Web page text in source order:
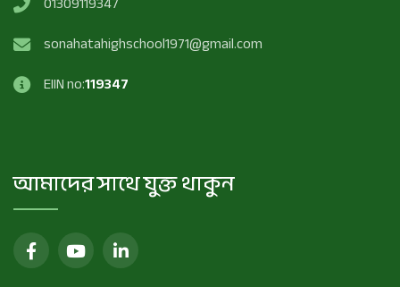
sonahatahighschool1971@gmail.com
EIIN no:119347
আমাদের সাথে যুক্ত থাকুন